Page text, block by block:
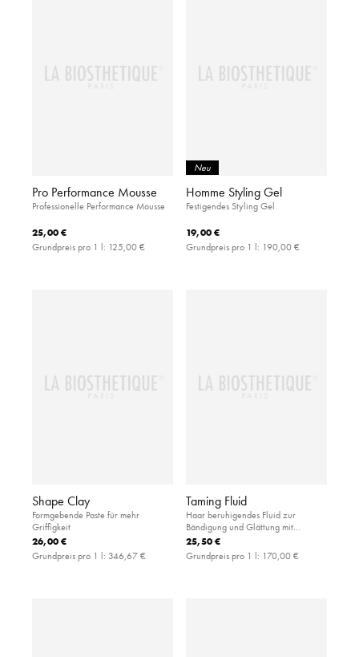
Pro Performance Mousse
Professionelle Performance Mousse
25,00 €
Grundpreis pro 1 l: 125,00 €
Neu
Homme Styling Gel
Festigendes Styling Gel
19,00 €
Grundpreis pro 1 l: 190,00 €
Shape Clay
Formgebende Paste für mehr
Griffigkeit
26,00 €
Grundpreis pro 1 l: 346,67 €
Taming Fluid
Haar beruhigendes Fluid zur
Bändigung und Glättung mit
Hitzeschutz
25,50 €
Grundpreis pro 1 l: 170,00 €